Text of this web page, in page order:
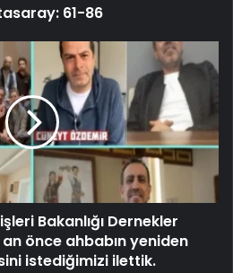
61-86
Bakanlığı Dernekler
önce ahbabın yeniden
istediğimizi ilettik.